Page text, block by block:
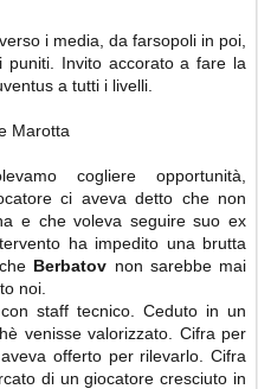
i media, da farsopoli in poi,
Invito accorato a fare la
a tutti i livelli.
Marotta
cogliere opportunità,
ci aveva detto che non
e che voleva seguire suo ex
ha impedito una brutta
Berbatov non sarebbe mai
noi.
staff tecnico. Ceduto in un
venisse valorizzato. Cifra per
offerto per rilevarlo. Cifra
di un giocatore cresciuto in